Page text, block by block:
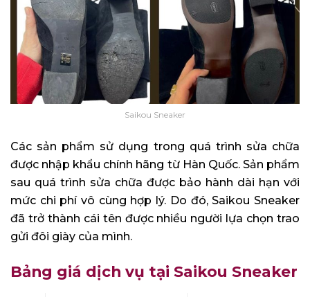
Saikou Sneaker
Các sản phẩm sử dụng trong quá trình sửa chữa
được nhập khẩu chính hãng từ Hàn Quốc. Sản phẩm
sau quá trình sửa chữa được bảo hành dài hạn với
mức chi phí vô cùng hợp lý. Do đó, Saikou Sneaker
đã trở thành cái tên được nhiều người lựa chọn trao
gửi đôi giày của mình.
Bảng giá dịch vụ tại Saikou Sneaker